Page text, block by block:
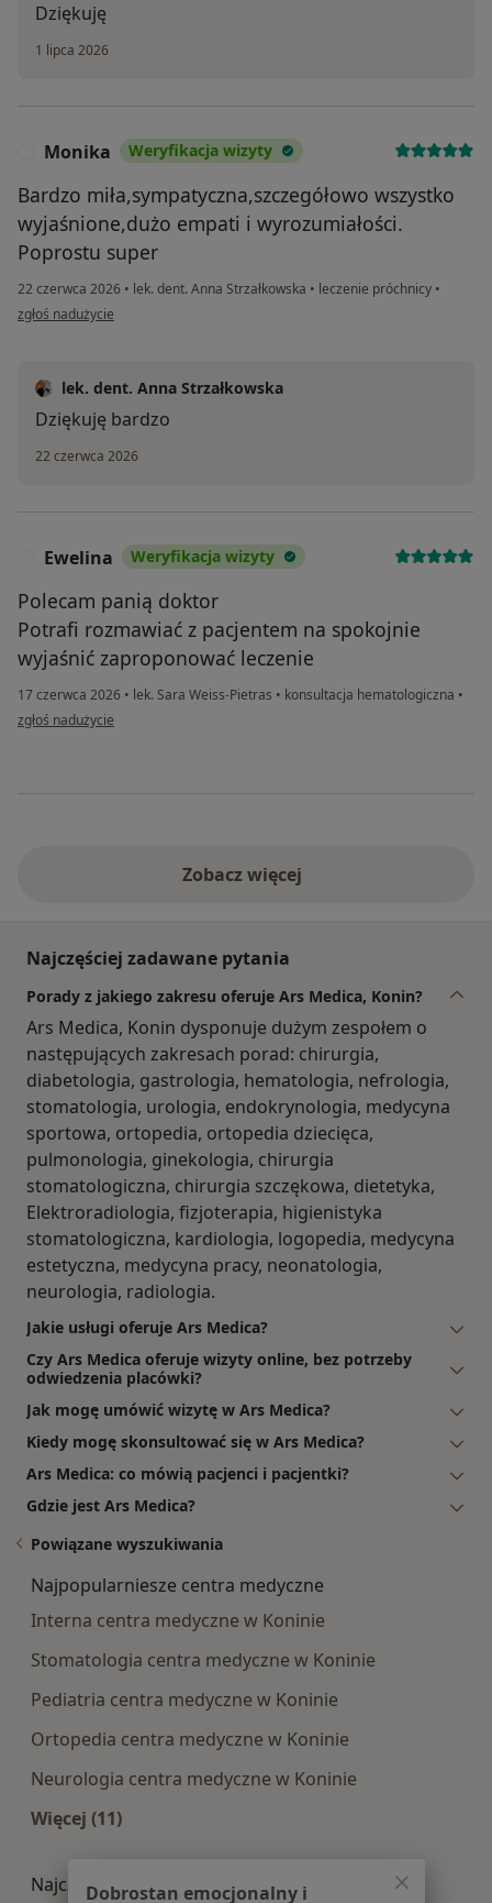
Dziękuję
1 lipca 2026
Monika Weryfikacja wizyty
Bardzo miła,sympatyczna,szczegółowo wszystko
wyjaśnione,dużo empati i wyrozumiałości.
Poprostu super
22 czerwca 2026 • lek. dent. Anna Strzałkowska • leczenie próchnicy •
w opinii użytkownika Monika
zgłoś nadużycie
lek. dent. Anna Strzałkowska
Dziękuję bardzo
22 czerwca 2026
Ewelina Weryfikacja wizyty
Polecam panią doktor
Potrafi rozmawiać z pacjentem na spokojnie
wyjaśnić zaproponować leczenie
17 czerwca 2026 • lek. Sara Weiss-Pietras • konsultacja hematologiczna •
w opinii użytkownika Ewelina
zgłoś nadużycie
Zobacz więcej
Najczęściej zadawane pytania
Porady z jakiego zakresu oferuje Ars Medica, Konin?
Ars Medica, Konin dysponuje dużym zespołem o
następujących zakresach porad: chirurgia,
diabetologia, gastrologia, hematologia, nefrologia,
stomatologia, urologia, endokrynologia, medycyna
sportowa, ortopedia, ortopedia dziecięca,
pulmonologia, ginekologia, chirurgia
stomatologiczna, chirurgia szczękowa, dietetyka,
Elektroradiologia, fizjoterapia, higienistyka
stomatologiczna, kardiologia, logopedia, medycyna
estetyczna, medycyna pracy, neonatologia,
neurologia, radiologia.
Jakie usługi oferuje Ars Medica?
Czy Ars Medica oferuje wizyty online, bez potrzeby
odwiedzenia placówki?
Jak mogę umówić wizytę w Ars Medica?
Kiedy mogę skonsultować się w Ars Medica?
Ars Medica: co mówią pacjenci i pacjentki?
Gdzie jest Ars Medica?
Powiązane wyszukiwania
Najpopularniesze centra medyczne
Interna centra medyczne w Koninie
Stomatologia centra medyczne w Koninie
Pediatria centra medyczne w Koninie
Ortopedia centra medyczne w Koninie
Neurologia centra medyczne w Koninie
Więcej (11)
Najczęście leczone choroby
Dobrostan emocjonalny i